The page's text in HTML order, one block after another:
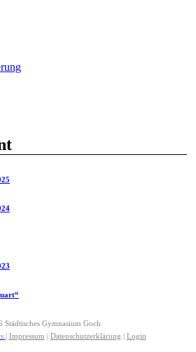
Städtisches Gymnasium Goch
Impressum Datenschutzerklärung Login